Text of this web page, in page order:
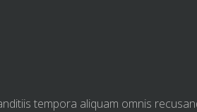
tempora aliquam omnis